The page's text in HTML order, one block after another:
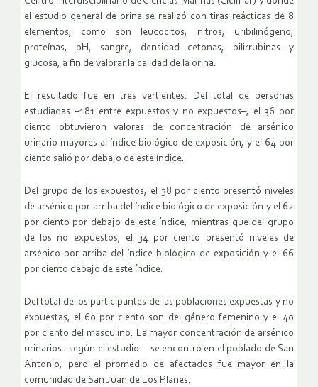
el estudio general de orina se realizó con tiras reácticas de 8
elementos, como son leucocitos, nitros, uribilinógeno,
proteínas, pH, sangre, densidad cetonas, bilirrubinas y
glucosa, a fin de valorar la calidad de la orina.
El resultado fue en tres vertientes. Del total de personas
estudiadas –181 entre expuestos y no expuestos–, el 36 por
ciento obtuvieron valores de concentración de arsénico
urinario mayores al índice biológico de exposición, y el 64 por
ciento salió por debajo de este índice.
Del grupo de los expuestos, el 38 por ciento presentó niveles
de arsénico por arriba del índice biológico de exposición y el 62
por ciento por debajo de este índice, mientras que del grupo
de los no expuestos, el 34 por ciento presentó niveles de
arsénico por arriba del índice biológico de exposición y el 66
por ciento debajo de este índice.
Del total de los participantes de las poblaciones expuestas y no
expuestas, el 60 por ciento son del género femenino y el 40
por ciento del masculino. La mayor concentración de arsénico
urinarios –según el estudio— se encontró en el poblado de San
Antonio, pero el promedio de afectados fue mayor en la
comunidad de San Juan de Los Planes.